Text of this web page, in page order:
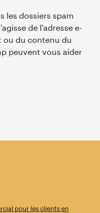
les dossiers spam
de l'adresse e-
ou du contenu du
peuvent vous aider
pour les clients en